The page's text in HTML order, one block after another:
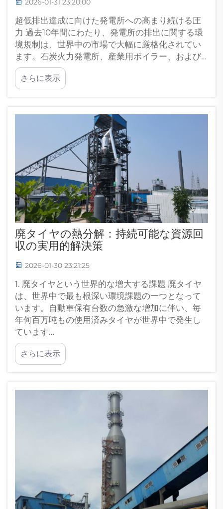
2026-01-31 23:20:00
超低排出達成に向けた発電所への高まり続ける圧
力 過去10年間にわたり、発電所の排出に関する環
境規制は、世界中の市場で大幅に厳格化されてい
ます。石炭火力発電所、産業用ボイラー、および…
さらに表示
廃タイヤの熱分解：持続可能な資源回
収の実用的解決策
2026-01-30 23:21:25
1. 廃タイヤという世界的な増大する課題 廃タイヤ
は、世界中で最も根深い環境課題の一つとなって
います。自動車保有台数の急激な増加に伴い、毎
年何百万吨もの使用済みタイヤが世界中で発生し
ています…
さらに表示